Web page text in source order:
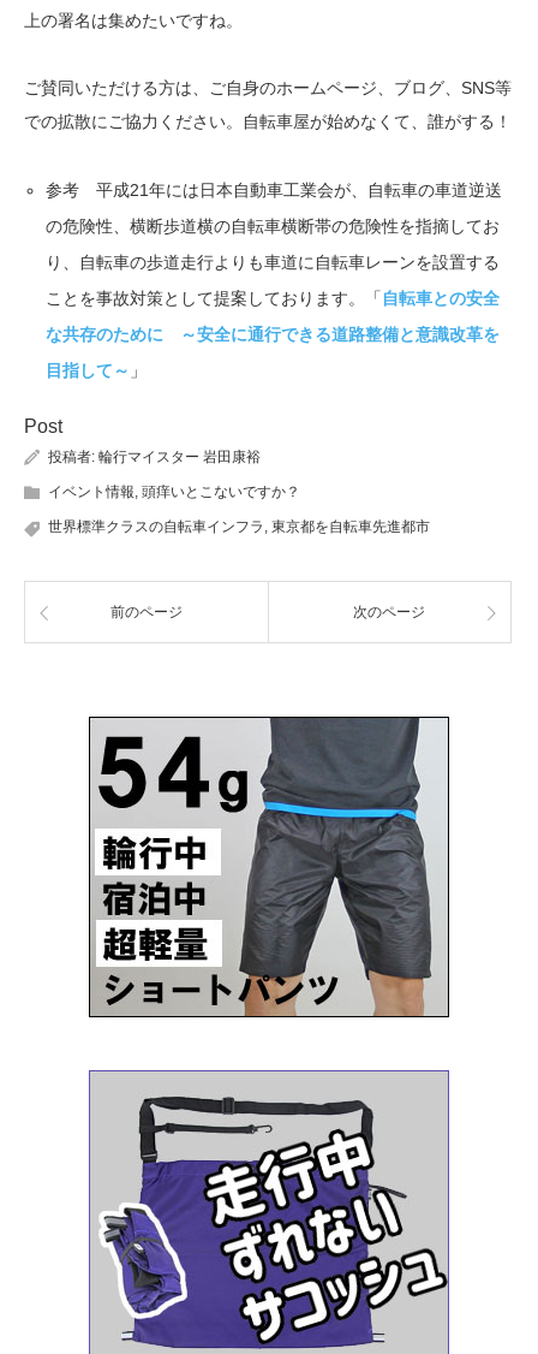
上の署名は集めたいですね。
ご賛同いただける方は、ご自身のホームページ、ブログ、SNS等
での拡散にご協力ください。自転車屋が始めなくて、誰がする！
参考 平成21年には日本自動車工業会が、自転車の車道逆送
の危険性、横断歩道横の自転車横断帯の危険性を指摘してお
り、自転車の歩道走行よりも車道に自転車レーンを設置する
ことを事故対策として提案しております。「 自転車との安全
な共存のために ～安全に通行できる道路整備と意識改革を
目指して～ 」
Post
投稿者: 輪行マイスター 岩田康裕
イベント情報, 頭痒いとこないですか？
世界標準クラスの自転車インフラ , 東京都を自転車先進都市
前のページ 次のページ